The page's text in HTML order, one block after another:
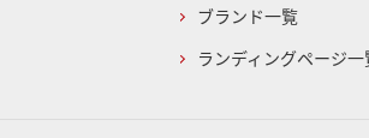
ブランド一覧
ランディングページ一